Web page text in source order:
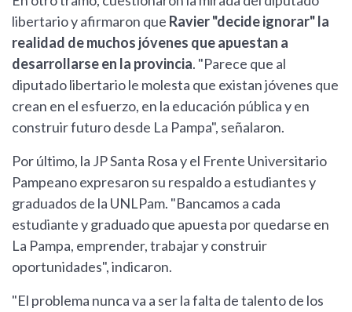
libertario y afirmaron que Ravier "decide ignorar" la
realidad de muchos jóvenes que apuestan a
desarrollarse en la provincia. "Parece que al
diputado libertario le molesta que existan jóvenes que
crean en el esfuerzo, en la educación pública y en
construir futuro desde La Pampa", señalaron.
Por último, la JP Santa Rosa y el Frente Universitario
Pampeano expresaron su respaldo a estudiantes y
graduados de la UNLPam. "Bancamos a cada
estudiante y graduado que apuesta por quedarse en
La Pampa, emprender, trabajar y construir
oportunidades", indicaron.
"El problema nunca va a ser la falta de talento de los